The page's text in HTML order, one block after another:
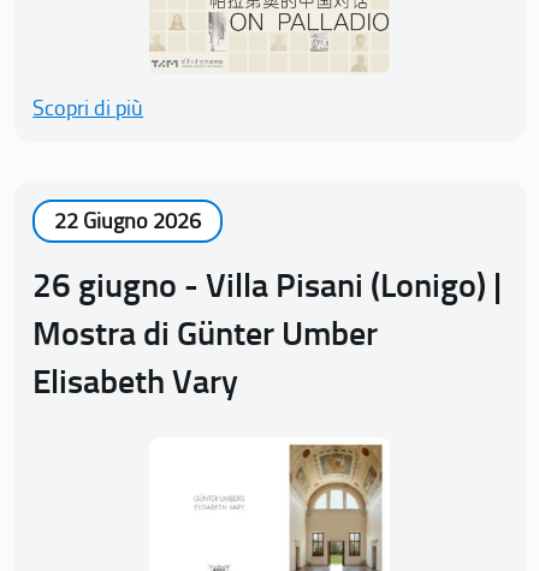
Scopri di più
22 Giugno 2026
26 giugno - Villa Pisani (Lonigo) |
Mostra di Günter Umber
Elisabeth Vary